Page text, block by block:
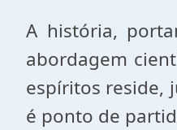
A história,
abordagem
espíritos reside,
é ponto de